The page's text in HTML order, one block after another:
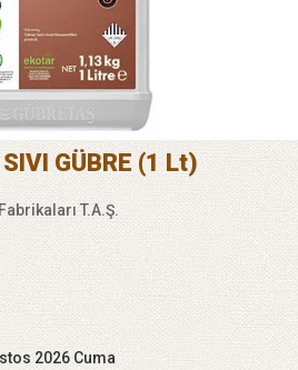
GÜBRE (1 Lt)
T.A.Ş.
2026 Cuma